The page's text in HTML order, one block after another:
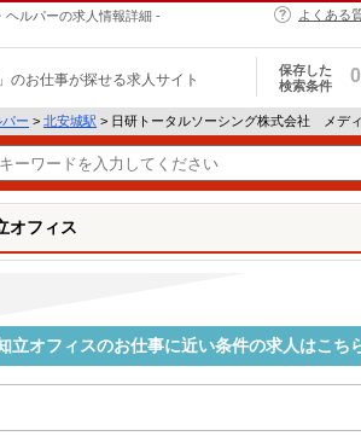
ルパーの求人情報詳細 -
よくある
のお仕事が探せる求人サイト
保存した
検索条件
0
ー > 北安城駅 > 日研トータルソーシング株式会社 メデ
オフィス
オフィスのお仕事に近い条件の求人はこち